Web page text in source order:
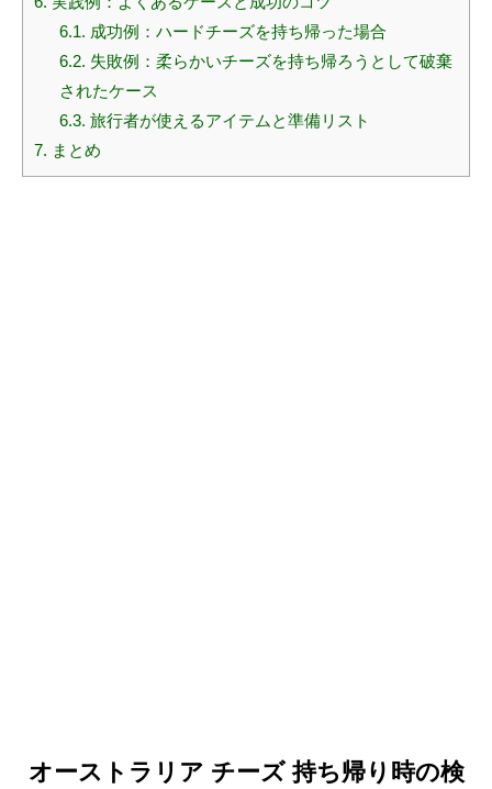
6.1. 成功例：ハードチーズを持ち帰った場合
6.2. 失敗例：柔らかいチーズを持ち帰ろうとして破棄
されたケース
6.3. 旅行者が使えるアイテムと準備リスト
7. まとめ
オーストラリア チーズ 持ち帰り時の検